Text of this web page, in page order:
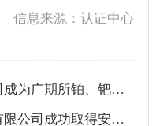
信息来源：认证中心
福建中检矿产品公司成为广期所铂、钯期货指定质检机构
陕西中检商务服务有限公司成功取得安全生产培训机构资质